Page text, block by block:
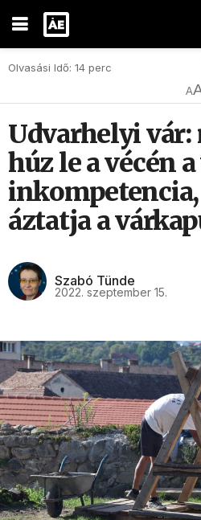
Olvasási Idő: 14 perc
A
Udvarhelyi
húz le a vécén
áztatja a
Szabó Tünde
2022. szeptember 15.